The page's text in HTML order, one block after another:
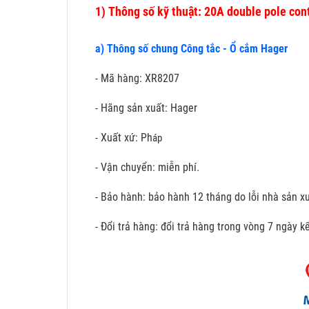
1) Thông số kỹ thuật: 20A double pole
a) Thông số chung Công tắc - Ổ cắm Hager
- Mã hàng: XR8207
- Hãng sản xuất: Hager
- Xuất xứ: Pháp
- Vận chuyển: miễn phí.
- Bảo hành: bảo hành 12 tháng do lỗi nhà sản
- Đổi trả hàng: đổi trả hàng trong vòng 7 ngày